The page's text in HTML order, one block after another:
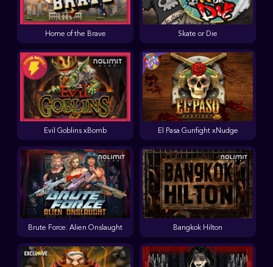
Home of the Brave Skate or Die
Bangkok Hilton
Brute Force: Alien Onslaught
El Pasa Gunfight xNudge
Evil Goblins xBomb